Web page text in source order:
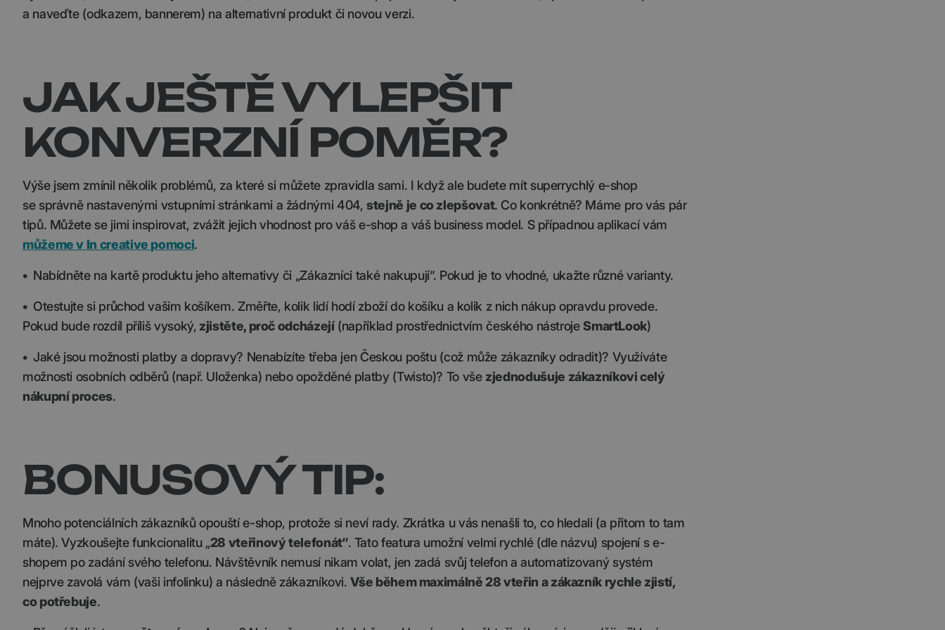
a naveďte (odkazem, bannerem) na alternativní produkt či novou verzi.
JAK JEŠTĚ VYLEPŠIT
KONVERZNÍ POMĚR?
Výše jsem zmínil několik problémů, za které si můžete zpravidla sami. I když ale budete mít superrychlý e-shop
se správně nastavenými vstupními stránkami a žádnými 404,stejně je co zlepšovat. Co konkrétně? Máme pro vás pár
tipů. Můžete se jimi inspirovat, zvážit jejich vhodnost pro váš e-shop a váš business model. S případnou aplikací vám
můžeme v In creative pomoci.
• Nabídněte na kartě produktu jeho alternativy či „Zákazníci také nakupují“. Pokud je to vhodné, ukažte různé varianty.
• Otestujte si průchod vašim košíkem. Změřte, kolik lidí hodí zboží do košíku a kolik z nich nákup opravdu provede.
Pokud bude rozdíl příliš vysoký, zjistěte, proč odcházejí(například prostřednictvím českého nástrojeSmartLook)
• Jaké jsou možnosti platby a dopravy? Nenabízíte třeba jen Českou poštu (což může zákazníky odradit)? Využíváte
možnosti osobních odběrů (např. Uloženka) nebo opožděné platby (Twisto)? To vše zjednodušuje zákazníkovi celý
nákupní proces.
BONUSOVÝ TIP:
Mnoho potenciálních zákazníků opouští e-shop, protože si neví rady. Zkrátka u vás nenašli to, co hledali (a přitom to tam
máte). Vyzkoušejte funkcionalitu „28 vteřinový telefonát“. Tato featura umožní velmi rychlé (dle názvu) spojení s e-
shopem po zadání svého telefonu. Návštěvník nemusí nikam volat, jen zadá svůj telefon a automatizovaný systém
nejprve zavolá vám (vaši infolinku) a následně zákazníkovi.Vše během maximálně 28 vteřin a zákazník rychle zjistí,
co potřebuje.